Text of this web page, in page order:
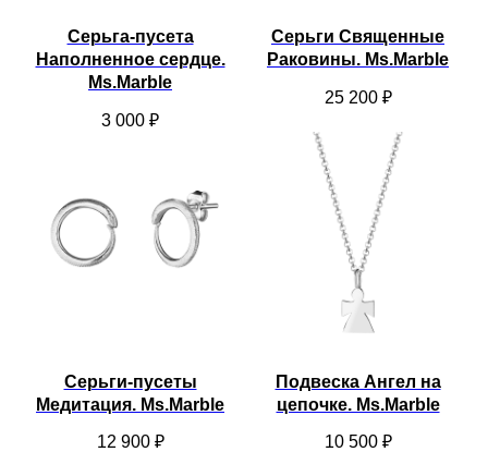
Серьга-пусета
Наполненное сердце.
Ms.Marble
3 000 ₽
Серьги Священные
Раковины. Ms.Marble
25 200 ₽
Серьги-пусеты
Медитация. Ms.Marble
12 900 ₽
Подвеска Ангел на
цепочке. Ms.Marble
10 500 ₽